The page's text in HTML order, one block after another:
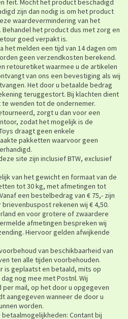
feit. Mocht het product beschadigd
zijn dan nodig is om het product
waardevermindering van het
het product dus met zorg en
goed verpakt is.
het melden een tijd van 14 dagen om
geen verzendkosten berekend.
retouretiket waarmee u de artikelen
van ons een bevestiging als wij
Het door u betaalde bedrag
teruggestort. Bij klachten dient
wenden tot de ondernemer.
zorgt u dan voor een
zodat het mogelijk is de
draagt geen enkele
pakketten waarvoor geen
site zijn inclusief BTW, exclusief
van het gewicht en formaat van de
tot 30 kg, met afmetingen tot
een bestelbedrag van € 75,- zijn
rekenen wij € 4,50.
en voor grotere of zwaardere
afmetingen bespreken wij
Hiervoor gelden afwijkende
van beschikbaarheid van
ten alle tijden voorbehouden.
is geplaatst en betaald, mits op
nog mee met Postnl. Wij
mail, op het door u opgegeven
aangegeven wanneer de door u
worden.
Contant bij